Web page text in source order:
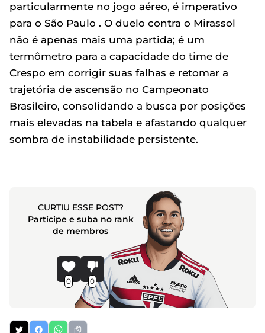
particularmente no jogo aéreo, é imperativo
para o São Paulo . O duelo contra o Mirassol
não é apenas mais uma partida; é um
termômetro para a capacidade do time de
Crespo em corrigir suas falhas e retomar a
trajetória de ascensão no Campeonato
Brasileiro, consolidando a busca por posições
mais elevadas na tabela e afastando qualquer
sombra de instabilidade persistente.
CURTIU ESSE POST?
Participe e suba no rank
de membros
0 0